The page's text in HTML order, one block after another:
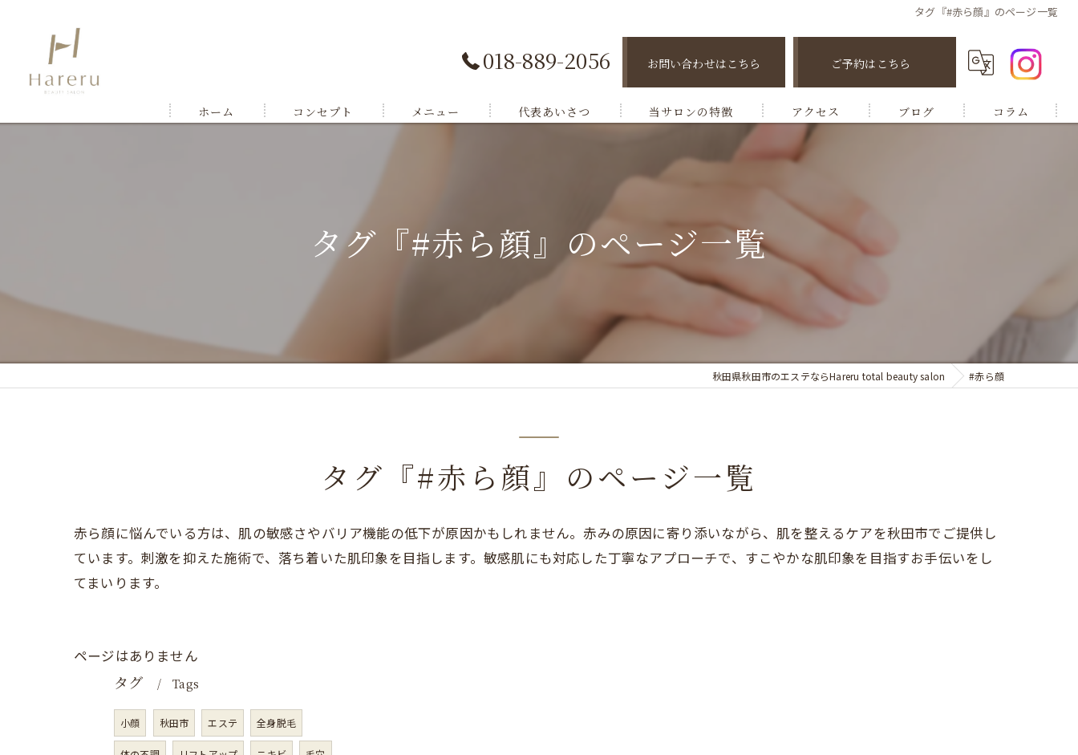
タグ『#赤ら顔』のページ一覧
018-889-2056 お問い合わせはこちら ご予約はこちら
ホーム コンセプト メニュー 代表あいさつ 当サロンの特徴
小顔ケア
バストケア
アクセス ブログ コラム
タグ『#赤ら顔』のページ一覧
秋田県秋田市のエステならHareru total beauty salon #赤ら顔
タグ『#赤ら顔』のページ一覧
赤ら顔に悩んでいる方は、肌の敏感さやバリア機能の低下が原因かもしれません。赤みの原因に寄り添いながら、肌を整えるケアを秋田市でご提供し
ています。刺激を抑えた施術で、落ち着いた肌印象を目指します。敏感肌にも対応した丁寧なアプローチで、すこやかな肌印象を目指すお手伝いをし
てまいります。
ページはありません
タグ Tags
小顔 秋田市 エステ 全身脱毛